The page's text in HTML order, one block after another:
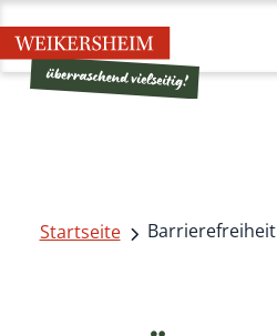
Startseite Barrierefreiheit